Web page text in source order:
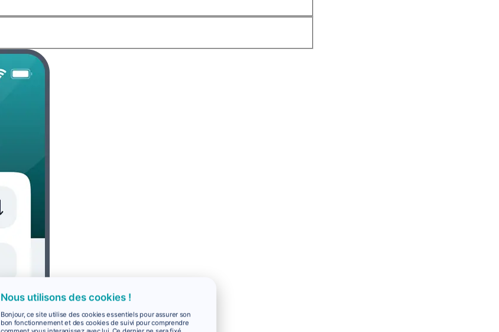
Nous utilisons des cookies !
Bonjour, ce site utilise des cookies essentiels pour assurer son
bon fonctionnement et des cookies de suivi pour comprendre